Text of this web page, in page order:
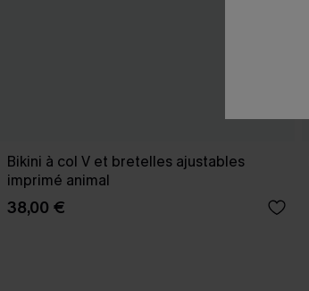
Bikini à col V et bretelles ajustables
imprimé animal
38,00 €